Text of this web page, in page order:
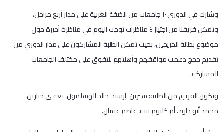
وشارك في الدوري ١٠ جامعات من الضفة الغربية على مدار أربع مراحل،
وتمكن فريقنا من اجتياز ٤ مناظرات توجت اليوم في مناظرة أخيرة حول
موضوع بطالة الخريجين، بحيث تمكن الطلبة المشاركون على مدار الدوري من
تقديم حجج دعمت مواقفهم وأهلتهم للتفوق على مختلف الجامعات
المشاركة.
وتكون الفريق من الطلبة: شيرين إرشيد، خالد الهشلمون، نعمتي جبارين،
محمد أبو داود، أم كلثوم ثبتة، عاصم عثمان.